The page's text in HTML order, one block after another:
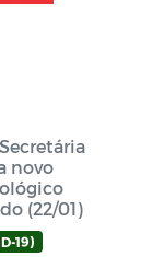
novo
(22/01)
19)